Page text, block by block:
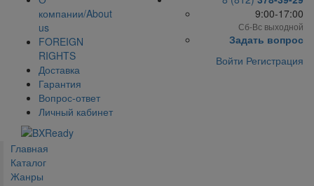
компании/About
us
FOREIGN
RIGHTS
Доставка
Гарантия
Вопрос-ответ
Личный кабинет
9:00-17:00
Сб-Вс выходной
Задать вопрос
Войти Регистрация
Главная
Каталог
Жанры